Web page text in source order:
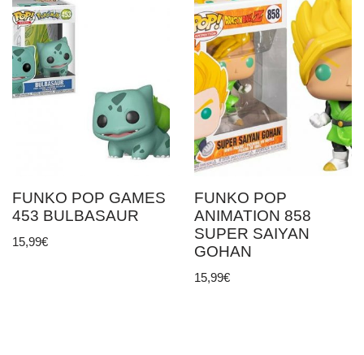
FUNKO POP GAMES
453 BULBASAUR
15,99€
FUNKO POP
ANIMATION 858
SUPER SAIYAN
GOHAN
15,99€